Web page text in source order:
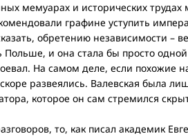
мемуарах и исторических
графине уступить
обретению независимости –
Польше, и она стала бы просто
На самом деле, если похожие
развеялись. Валевская была
которое он сам стремился
то, как писал академик